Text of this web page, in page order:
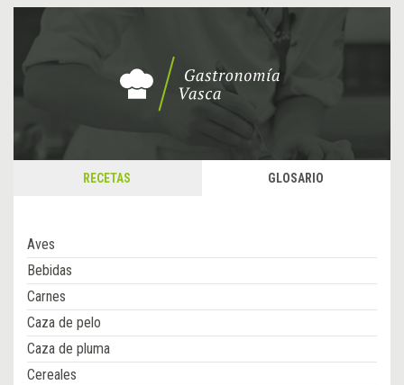
RECETAS GLOSARIO
Aves
Bebidas
Carnes
Caza de pelo
Caza de pluma
Cereales